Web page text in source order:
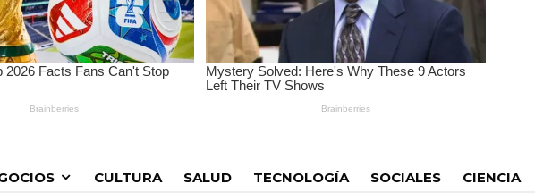
CULTURA SALUD TECNOLOGÍA SOCIALES CIENCIA